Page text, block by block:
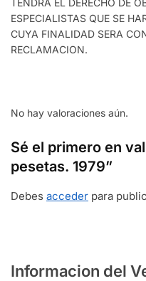
ESPECIALISTAS QUE SE
CUYA FINALIDAD SERA
RECLAMACION.
No hay valoraciones aún.
Sé el primero en
pesetas. 1979”
Debes acceder para
Informacion del